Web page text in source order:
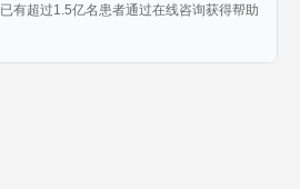
已有超过1.5亿名患者通过在线咨询获得帮助